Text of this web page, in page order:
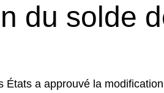
du solde
États a approuvé la